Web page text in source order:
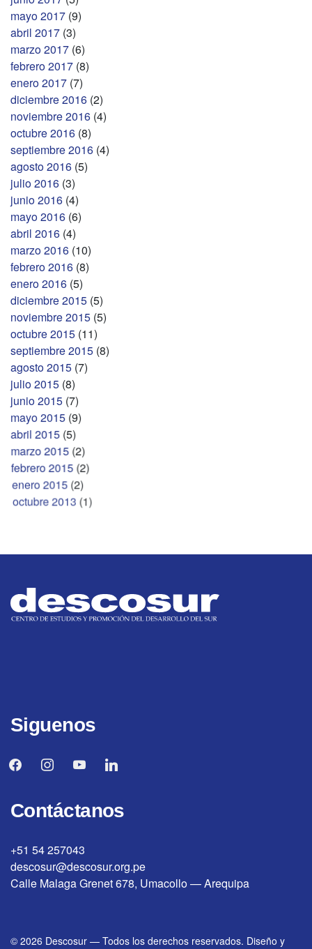
mayo 2017 (9)
abril 2017 (3)
marzo 2017 (6)
febrero 2017 (8)
enero 2017 (7)
diciembre 2016 (2)
noviembre 2016 (4)
octubre 2016 (8)
septiembre 2016 (4)
agosto 2016 (5)
julio 2016 (3)
junio 2016 (4)
mayo 2016 (6)
abril 2016 (4)
marzo 2016 (10)
febrero 2016 (8)
enero 2016 (5)
diciembre 2015 (5)
noviembre 2015 (5)
octubre 2015 (11)
septiembre 2015 (8)
agosto 2015 (7)
julio 2015 (8)
junio 2015 (7)
mayo 2015 (9)
abril 2015 (5)
marzo 2015 (2)
febrero 2015 (2)
enero 2015(2)
octubre 2013(1)
Siguenos
facebookinstagramyoutubelinkedin
Contáctanos
+51 54 257043
descosur@descosur.org.pe
Calle Malaga Grenet 678, Umacollo — Arequipa
© 2026 Descosur — Todos los derechos reservados. Diseño y